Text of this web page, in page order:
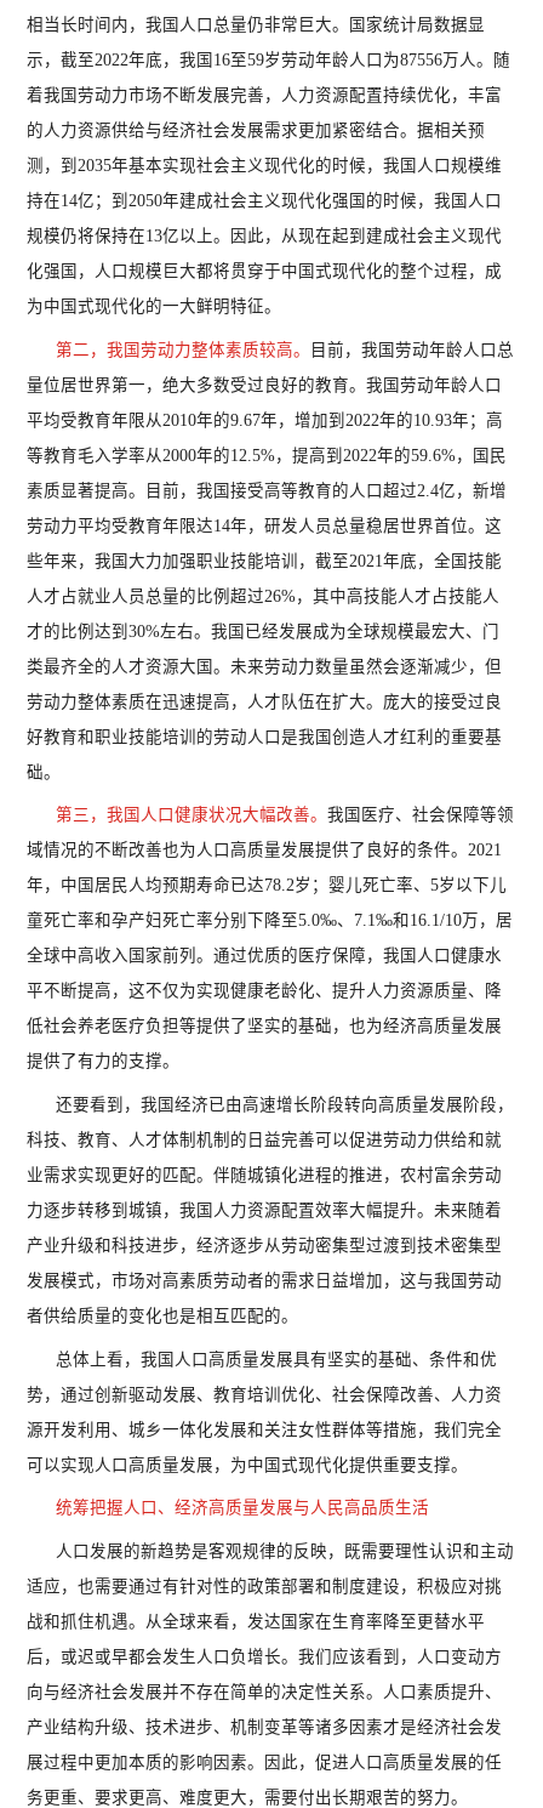
相当长时间内，我国人口总量仍非常巨大。国家统计局数据显
示，截至 2022年底，我国16至59岁劳动年龄人口为87556万人。随
着我国劳动力市场不断发展完善，人力资源配置持续优化，丰富
的人力资源供给与经济社会发展需求更加紧密结合。据相关预
测，到2035年基本实现社会主义现代化的时候，我国人口规模维
持在14亿；到2050年建成社会主义现代化强国的时候，我国人口
规模仍将保持在13亿以上。因此，从现在起到建成社会主义现代
化强国，人口规模巨大都将贯穿于中国式现代化的整个过程，成
为中国式现代化的一大鲜明特征。
第二，我国劳动力整体素质较高。
目前，我国劳动年龄人口总
量位居世界第一，绝大多数受过良好的教育。我国劳动年龄人口
平均受教育年限从 2010年的9.67年，增加到2022年的10.93年；高
等教育毛入学率从2000年的12.5%，提高到2022年的59.6%，国民
素质显著提高。目前，我国接受高等教育的人口超过2.4亿，新增
劳动力平均受教育年限达14年，研发人员总量稳居世界首位。这
些年来，我国大力加强职业技能培训，截至2021年底，全国技能
人才占就业人员总量的比例超过26%，其中高技能人才占技能人
才的比例达到30%左右。我国已经发展成为全球规模最宏大、门
类最齐全的人才资源大国。未来劳动力数量虽然会逐渐减少，但
劳动力整体素质在迅速提高，人才队伍在扩大。庞大的接受过良
好教育和职业技能培训的劳动人口是我国创造人才红利的重要基
础。
第三，我国人口健康状况大幅改善。我国医疗、社会保障等领
域情况的不断改善也为人口高质量发展提供了良好的条件。2021
年，中国居民人均预期寿命已达78.2岁；婴儿死亡率、5岁以下儿
童死亡率和孕产妇死亡率分别下降至5.0‰、7.1‰和16.1/10万，居
全球中高收入国家前列。通过优质的医疗保障，我国人口健康水
平不断提高，这不仅为实现健康老龄化、提升人力资源质量、降
低社会养老医疗负担等提供了坚实的基础，也为经济高质量发展
提供了有力的支撑。
还要看到，我国经济已由高速增长阶段转向高质量发展阶段，
科技、教育、人才体制机制的日益完善可以促进劳动力供给和就
业需求实现更好的匹配。伴随城镇化进程的推进，农村富余劳动
力逐步转移到城镇，我国人力资源配置效率大幅提升。未来随着
产业升级和科技进步，经济逐步从劳动密集型过渡到技术密集型
发展模式，市场对高素质劳动者的需求日益增加，这与我国劳动
者供给质量的变化也是相互匹配的。
总体上看，我国人口高质量发展具有坚实的基础、条件和优
势，通过创新驱动发展、教育培训优化、社会保障改善、人力资
源开发利用、城乡一体化发展和关注女性群体等措施，我们完全
可以实现人口高质量发展，为中国式现代化提供重要支撑。
统筹把握人口、经济高质量发展与人民高品质生活
人口发展的新趋势是客观规律的反映，既需要理性认识和主动
适应，也需要通过有针对性的政策部署和制度建设，积极应对挑
战和抓住机遇。从全球来看，发达国家在生育率降至更替水平
后，或迟或早都会发生人口负增长。我们应该看到，人口变动方
向与经济社会发展并不存在简单的决定性关系。人口素质提升、
产业结构升级、技术进步、机制变革等诸多因素才是经济社会发
展过程中更加本质的影响因素。因此，促进人口高质量发展的任
务更重、要求更高、难度更大，需要付出长期艰苦的努力。